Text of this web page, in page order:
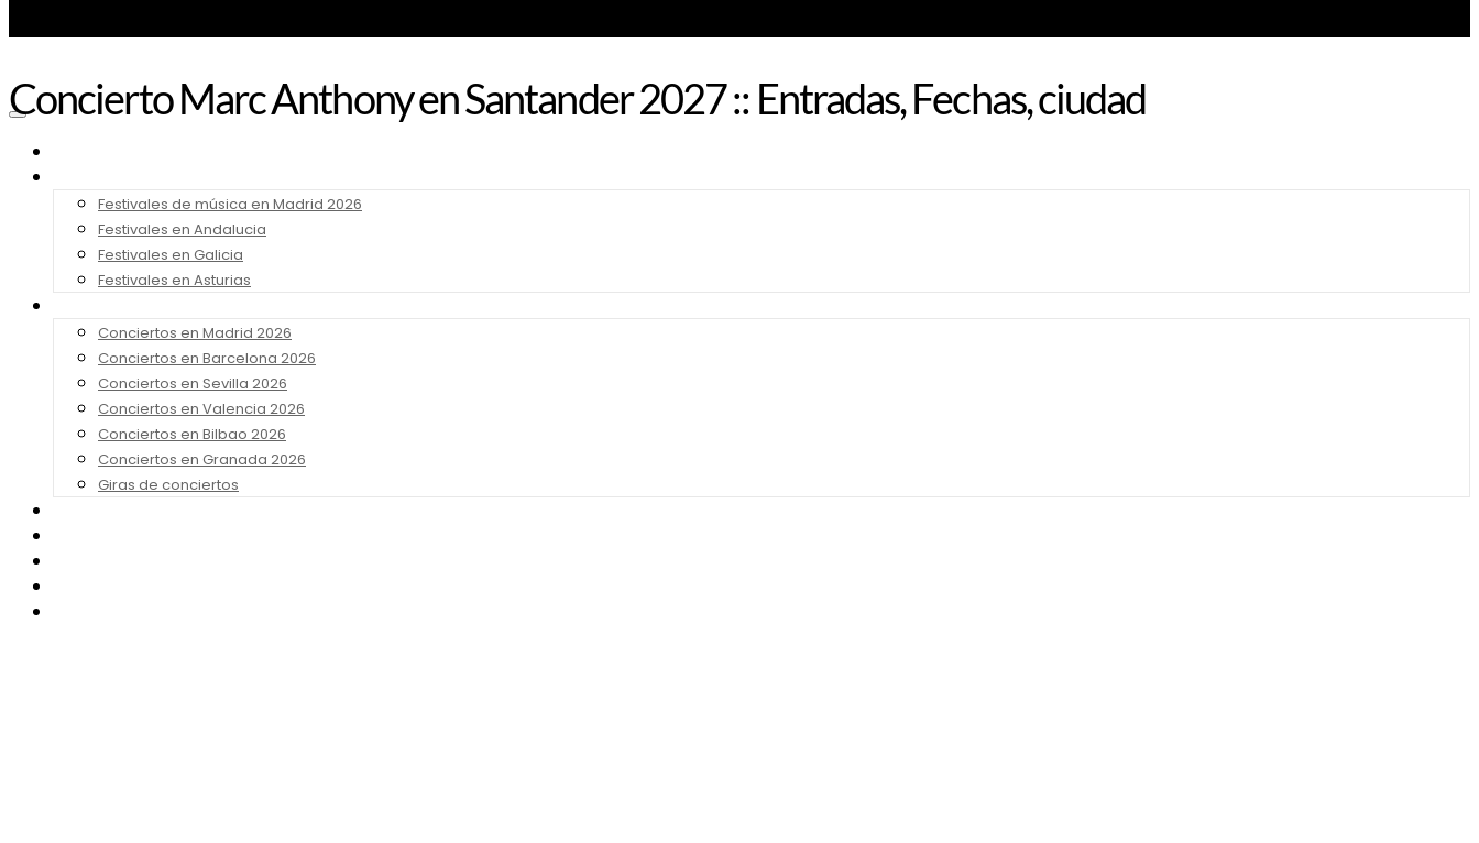
Festivales de música en Madrid 2026
Festivales en Andalucia
Festivales en Galicia
Festivales en Asturias
Conciertos en Madrid 2026
Conciertos en Barcelona 2026
Conciertos en Sevilla 2026
Conciertos en Valencia 2026
Conciertos en Bilbao 2026
Conciertos en Granada 2026
Giras de conciertos
Concierto Marc Anthony en Santander 2027 :: Entradas, Fechas, ciudad